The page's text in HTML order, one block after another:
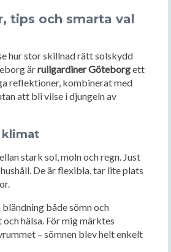
tips och smarta val
hur stor skillnad rätt solskydd
ärrullgardiner Göteborgett
reflektioner, kombinerat med
att bli vilse i djungeln av
klimat
stark sol, moln och regn. Just
De är flexibla, tar lite plats
både sömn och
hälsa. För mig märktes
– sömnen blev helt enkelt